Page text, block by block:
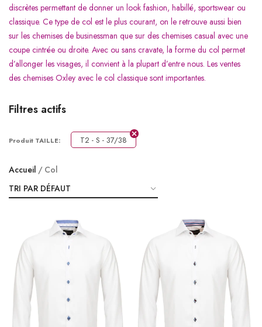
discrètes permettant de donner un look fashion, habillé, sportswear ou
classique. Ce type de col est le plus courant, on le retrouve aussi bien
sur les chemises de businessman que sur des chemises casual avec une
coupe cintrée ou droite. Avec ou sans cravate, la forme du col permet
d’allonger les visages, il convient à la plupart d’entre nous. Les ventes
des chemises Oxley avec le col classique sont importantes.
Filtres actifs
Produit TAILLE: T2 - S - 37/38
Accueil Col